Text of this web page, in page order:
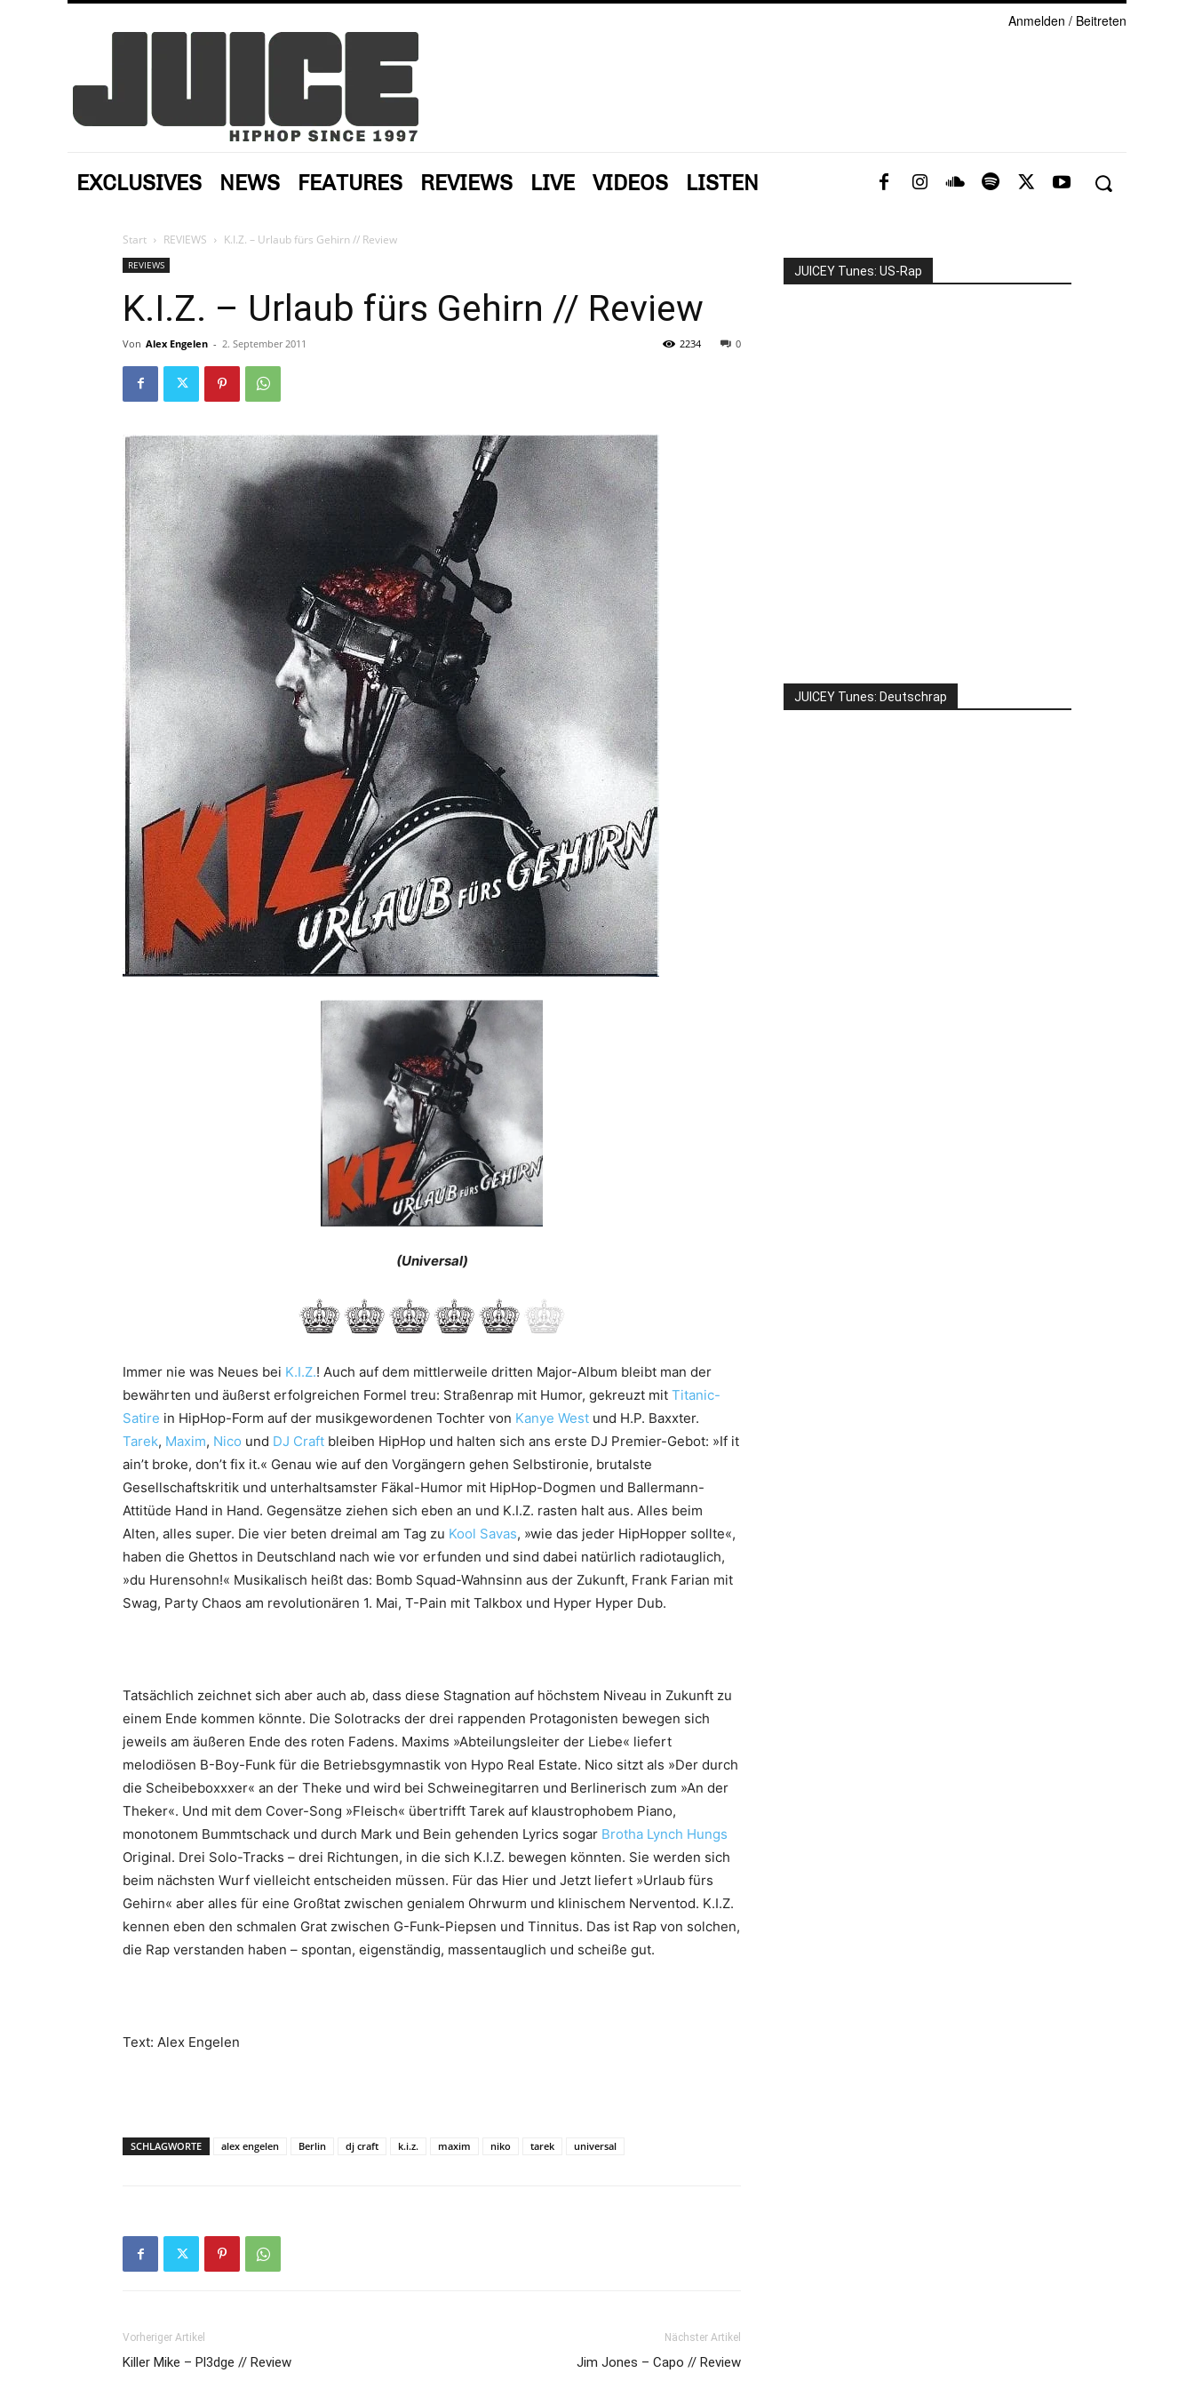
Anmelden / Beitreten
EXCLUSIVES NEWS FEATURES REVIEWS LIVE VIDEOS LISTEN
Start REVIEWS K.I.Z. – Urlaub fürs Gehirn // Review
REVIEWS
K.I.Z. – Urlaub fürs Gehirn // Review
Von Alex Engelen - 2. September 2011 0
2234
(Universal)
Immer nie was Neues bei K.I.Z.! Auch auf dem mittlerweile dritten Major-Album bleibt man der
bewährten und äußerst erfolgreichen Formel treu: Straßenrap mit Humor, gekreuzt mit Titanic-
Satire in HipHop-Form auf der musikgewordenen Tochter von Kanye West und H.P. Baxxter.
Tarek, Maxim, Nico und DJ Craft bleiben HipHop und halten sich ans erste DJ Premier-Gebot: »If it
ain’t broke, don’t fix it.« Genau wie auf den Vorgängern gehen Selbstironie, brutalste
Gesellschaftskritik und unterhaltsamster Fäkal-Humor mit HipHop-Dogmen und Ballermann-
Attitüde Hand in Hand. Gegensätze ziehen sich eben an und K.I.Z. rasten halt aus. Alles beim
Alten, alles super. Die vier beten dreimal am Tag zu Kool Savas, »wie das jeder HipHopper sollte«,
haben die Ghettos in Deutschland nach wie vor erfunden und sind dabei natürlich radiotauglich,
»du Hurensohn!« Musikalisch heißt das: Bomb Squad-Wahnsinn aus der Zukunft, Frank Farian mit
Swag, Party Chaos am revolutionären 1. Mai, T-Pain mit Talkbox und Hyper Hyper Dub.
Tatsächlich zeichnet sich aber auch ab, dass diese Stagnation auf höchstem Niveau in Zukunft zu
einem Ende kommen könnte. Die Solotracks der drei rappenden Protagonisten bewegen sich
jeweils am äußeren Ende des roten Fadens. Maxims »Abteilungsleiter der Liebe« liefert
melodiösen B-Boy-Funk für die Betriebsgymnastik von Hypo Real Estate. Nico sitzt als »Der durch
die Scheibeboxxxer« an der Theke und wird bei Schweinegitarren und Berlinerisch zum »An der
Theker«. Und mit dem Cover-Song »Fleisch« übertrifft Tarek auf klaustrophobem Piano,
monotonem Bummtschack und durch Mark und Bein gehenden Lyrics sogar Brotha Lynch Hungs
Original. Drei Solo-Tracks – drei Richtungen, in die sich K.I.Z. bewegen könnten. Sie werden sich
beim nächsten Wurf vielleicht entscheiden müssen. Für das Hier und Jetzt liefert »Urlaub fürs
Gehirn« aber alles für eine Großtat zwischen genialem Ohrwurm und klinischem Nerventod. K.I.Z.
kennen eben den schmalen Grat zwischen G-Funk-Piepsen und Tinnitus. Das ist Rap von solchen,
die Rap verstanden haben – spontan, eigenständig, massentauglich und scheiße gut.
Text: Alex Engelen
SCHLAGWORTE alex engelen Berlin dj craft k.i.z. maxim niko tarek universal
Vorheriger Artikel
Killer Mike – Pl3dge // Review
Nächster Artikel
Jim Jones – Capo // Review
JUICEY Tunes: US-Rap
JUICEY Tunes: Deutschrap